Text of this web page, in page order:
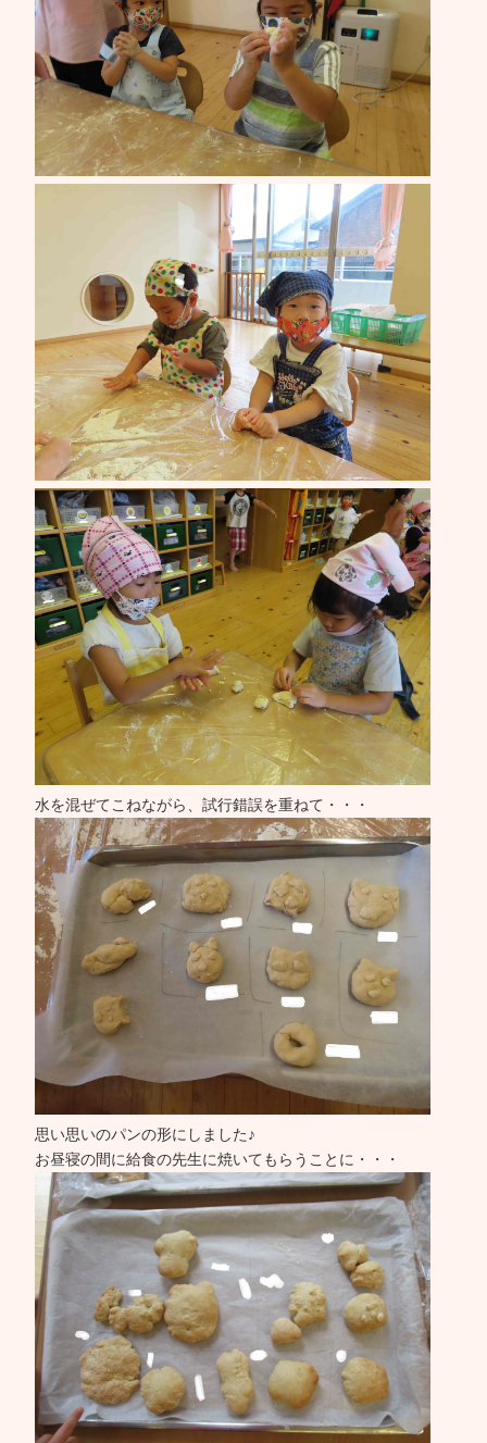
水を混ぜてこねながら、試行錯誤を重ねて・・・
思い思いのパンの形にしました♪
お昼寝の間に給食の先生に焼いてもらうことに・・・